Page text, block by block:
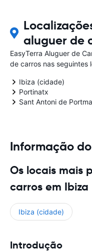
aluguer de
EasyTerra Aluguer de
de carros nas seguintes
Ibiza (cidade)
Portinatx
Sant Antoni de
Informação
Os locais mais
carros em Ibiza
Ibiza (cidade)
Introdução